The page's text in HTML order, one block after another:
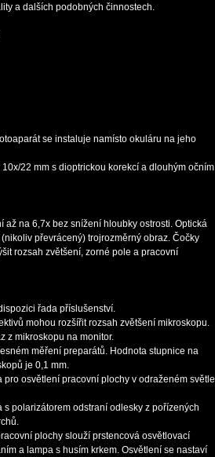
a dalších podobných činnostech.
se instaluje namísto okuláru na jeho
22 mm s dioptrickou korekcí a dlouhým očním
až na 6,7x bez snížení hloubky ostrosti. Optická
převrácený) trojrozměrný obraz. Čočky
rozsah zvětšení, zorné pole a pracovní
řada příslušenství.
mohou rozšířit rozsah zvětšení mikroskopu.
z mikroskopu na monitor.
měření preparátů. Hodnota stupnice na
je 0,1 mm.
pro osvětlení pracovní plochy v odraženém světle
s polarizátorem odstraní odlesky z pořízených
plochy slouží prstencová osvětlovací
a lampa s husím krkem. Osvětlení se nastaví